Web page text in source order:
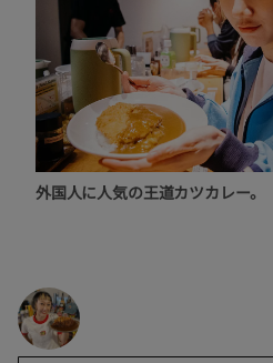
外国人に人気の王道カツカレー。